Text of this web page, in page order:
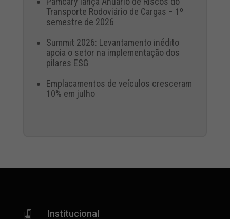
Transporte Rodoviário de Cargas – 1º
semestre de 2026
Summit 2026: Levantamento inédito
apoia o setor na implementação dos
pilares ESG
Emplacamentos de veículos cresceram
10% em julho
 Institucional